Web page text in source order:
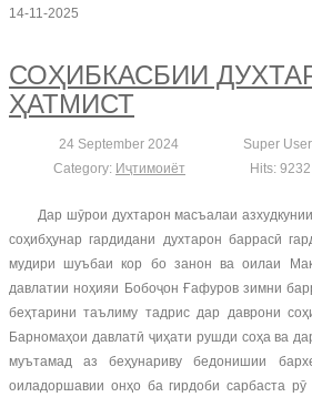
14-11-2025
СОҲИБКАСБИИ
ҲАТМИСТ
24 September 2024
Super User
Category: Иҷтимоиёт Hits: 9232
Дар шӯрои духтарон масъалаи
соҳибҳунар гардидани духтарон баррасӣ
мудири шуъбаи кор бо занон ва оилаи
давлатии ноҳияи Бобоҷон Ғафуров зимни
беҳтарини таълиму тадрис дар даврони
Барномаҳои давлатӣ ҷиҳати рушди соҳа ва
муътамад аз беҳунариву бедонишии
оиладоршавии онҳо ба гирдоби сарбаста